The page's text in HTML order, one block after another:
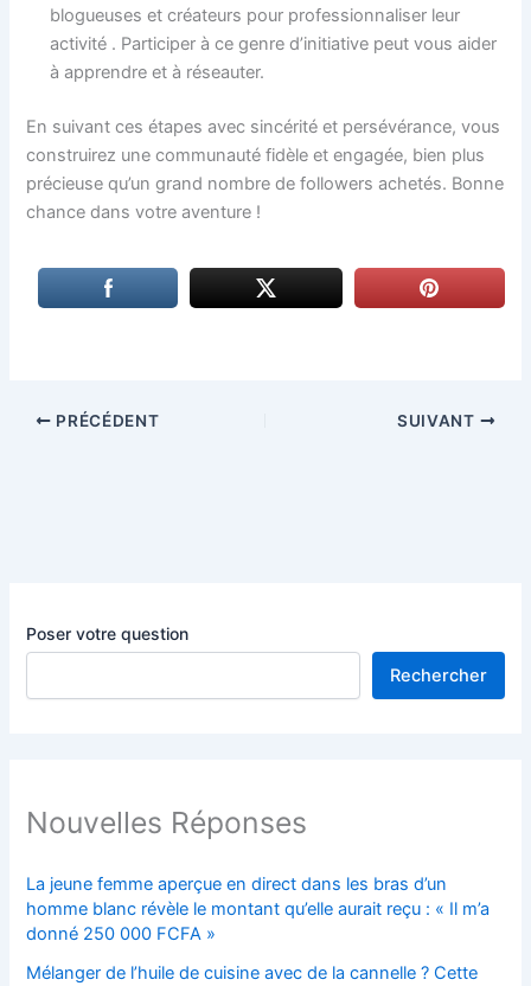
Poser votre question
Rechercher
Nouvelles Réponses
La jeune femme aperçue en direct dans les bras d’un
homme blanc révèle le montant qu’elle aurait reçu : « Il m’a
donné 250 000 FCFA »
Mélanger de l’huile de cuisine avec de la cannelle ? Cette
blogueuses et créateurs pour professionnaliser leur
activité . Participer à ce genre d’initiative peut vous aider
à apprendre et à réseauter.
En suivant ces étapes avec sincérité et persévérance, vous
construirez une communauté fidèle et engagée, bien plus
précieuse qu’un grand nombre de followers achetés. Bonne
chance dans votre aventure !
PRÉCÉDENT SUIVANT